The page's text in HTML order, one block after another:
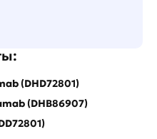
(DHD72801)
(DHB86907)